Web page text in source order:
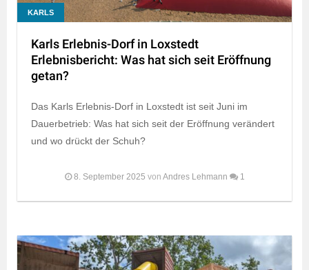
KARLS
Karls Erlebnis-Dorf in Loxstedt
Erlebnisbericht: Was hat sich seit Eröffnung
getan?
Das Karls Erlebnis-Dorf in Loxstedt ist seit Juni im
Dauerbetrieb: Was hat sich seit der Eröffnung verändert
und wo drückt der Schuh?
8. September 2025 von Andres Lehmann 1